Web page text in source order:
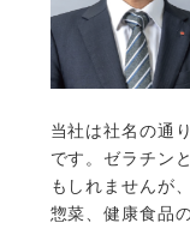
当社は社名の通
です。ゼラチン
もしれませんが
惣菜、健康食品